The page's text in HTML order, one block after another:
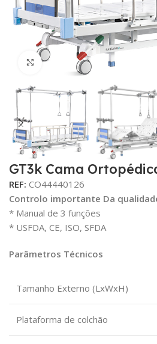
Click para aumentar
GT3k Cama
REF:CO44440126
Controlo importante Da
* Manual de 3 funções
* USFDA, CE, ISO, SFDA
Parâmetros Técnicos
Tamanho Externo (LxWxH)
Plataforma de colchão